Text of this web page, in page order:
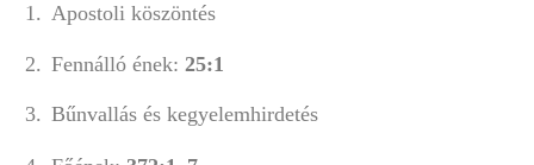
1. Apostoli
2. Fennálló ének: 25:1
3. Bűnvallás és kegyelemhirdetés